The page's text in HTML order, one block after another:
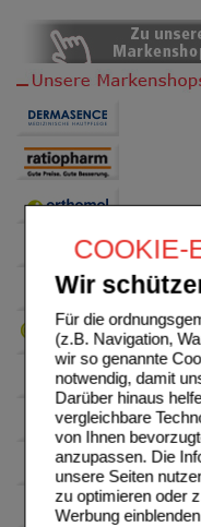
COOKIE-
Wir
Für die
(z.B. Navigation,
wir so genannte
notwendig, damit
Darüber hinaus
vergleichbare
von Ihnen
anzupassen. Die
unsere Seiten
zu optimieren oder
Werbung